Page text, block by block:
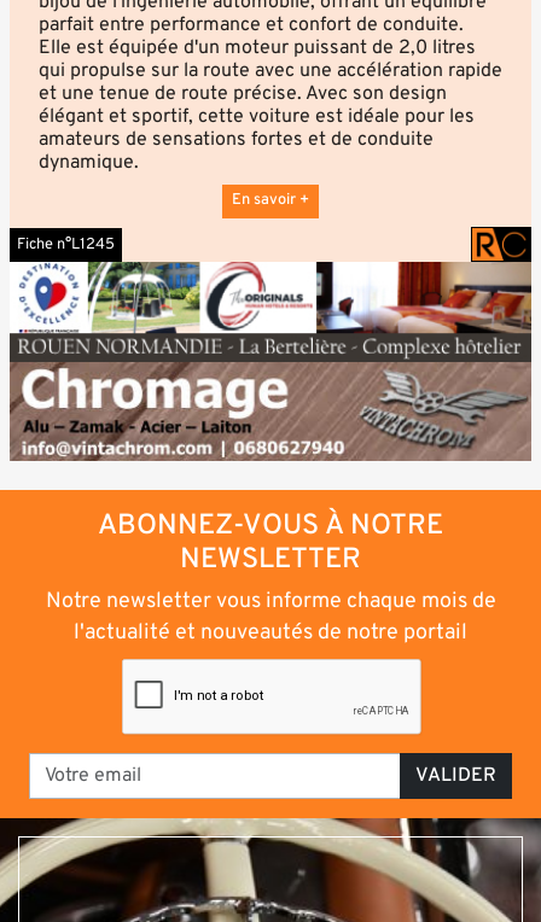
parfait entre performance et confort de conduite.
Elle est équipée d'un moteur puissant de 2,0 litres
qui propulse sur la route avec une accélération rapide
et une tenue de route précise. Avec son design
élégant et sportif, cette voiture est idéale pour les
amateurs de sensations fortes et de conduite
dynamique.
En savoir +
Fiche n°L1245
ABONNEZ-VOUS À NOTRE
NEWSLETTER
Notre newsletter vous informe chaque mois de
l'actualité et nouveautés de notre portail
VALIDER